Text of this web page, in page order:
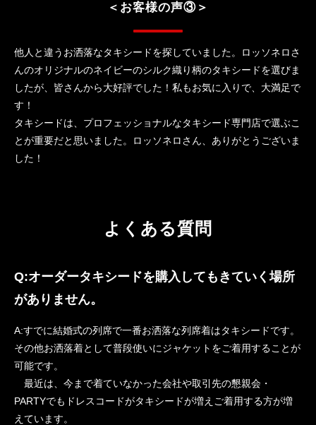
＜お客様の声③＞
他人と違うお洒落なタキシードを探していました。ロッソネロさ
んのオリジナルのネイビーのシルク織り柄のタキシードを選びま
したが、皆さんから大好評でした！私もお気に入りで、大満足で
す！
タキシードは、プロフェッショナルなタキシード専門店で選ぶこ
とが重要だと思いました。ロッソネロさん、ありがとうございま
した！
よくある質問
Q:オーダータキシードを購入してもきていく場所
がありません。
A:すでに結婚式の列席で一番お洒落な列席着はタキシードです。
その他お洒落着として普段使いにジャケットをご着用することが
可能です。
最近は、今まで着ていなかった会社や取引先の懇親会・
PARTYでもドレスコードがタキシードが増えご着用する方が増
えています。